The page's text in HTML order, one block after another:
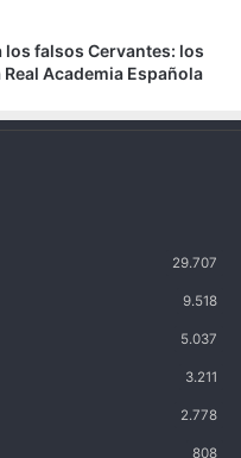
los falsos Cervantes: los
Academia Española
29.707
9.518
5.037
3.211
2.778
808